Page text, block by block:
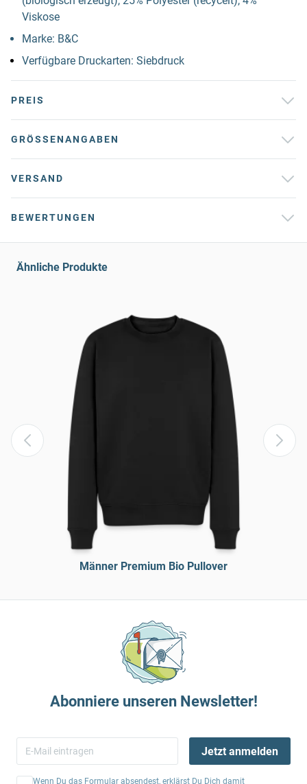
Viskose
Marke: B&C
Verfügbare Druckarten: Siebdruck
PREIS
GRÖSSENANGABEN
VERSAND
BEWERTUNGEN
Ähnliche Produkte
Männer Premium Bio Pullover
Abonniere unseren Newsletter!
Jetzt anmelden
Wenn Du das Formular absendest, erklärst Du Dich damit